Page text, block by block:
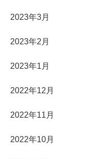
2023年3月
2023年2月
2023年1月
2022年12月
2022年11月
2022年10月